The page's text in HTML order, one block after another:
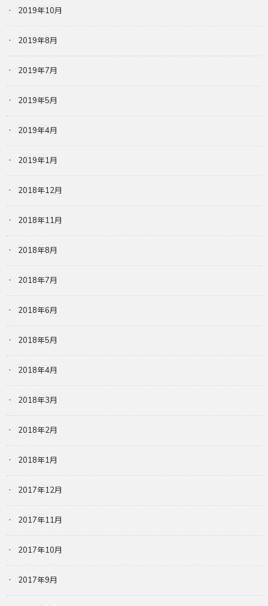
2019年10月
2019年8月
2019年7月
2019年5月
2019年4月
2019年1月
2018年12月
2018年11月
2018年8月
2018年7月
2018年6月
2018年5月
2018年4月
2018年3月
2018年2月
2018年1月
2017年12月
2017年11月
2017年10月
2017年9月